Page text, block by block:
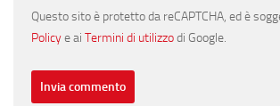
Questo sito è protetto da reCAPTCHA, ed è
Policye ai Termini di utilizzodi Google.